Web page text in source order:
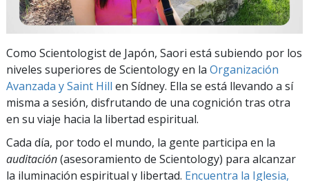
Como Scientologist de Japón, Saori está subiendo por los
niveles superiores de Scientology en la Organización
Avanzada y Saint Hill en Sídney. Ella se está llevando a sí
misma a sesión, disfrutando de una cognición tras otra
en su viaje hacia la libertad espiritual.
Cada día, por todo el mundo, la gente participa en la
auditación(asesoramiento de Scientology) para alcanzar
la iluminación espiritual y libertad. Encuentra la Iglesia,